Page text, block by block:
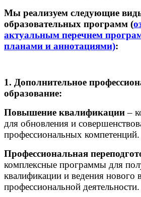
Мы реализуем следующие
образовательных программ (
актуальным перечнем
планами и аннотациями):
1. Дополнительное
образование:
Повышение квалификации–
для обновления и
профессиональных компетенций.
Профессиональная
комплексные программы для
квалификации и ведения нового
профессиональной деятельности.